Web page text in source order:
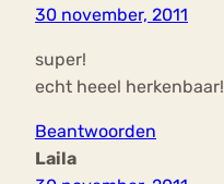
30 november, 2011
super!
echt heeel herkenbaar!
Beantwoorden
Laila